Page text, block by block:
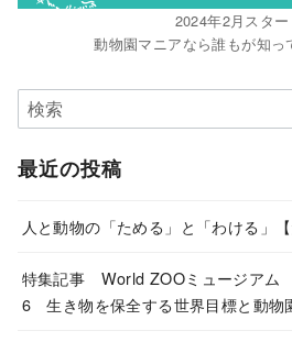
2024年2月スター
動物園マニアなら誰もが知っ
最近の投稿
人と動物の「ためる」と「わける」【
特集記事 World ZOOミュージアム
6 生き物を保全する世界目標と動物